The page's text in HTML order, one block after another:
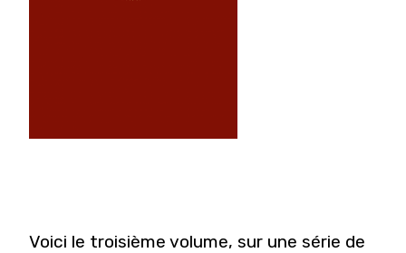
Voici le troisième volume, sur une série de